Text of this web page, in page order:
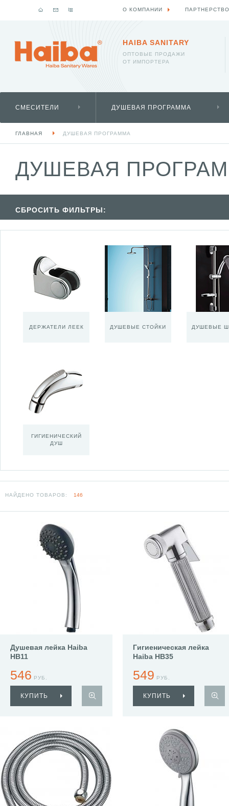
HAIBA SANITARY
ОПТОВЫЕ ПРОДАЖИ
ОТ ИМПОРТЕРА
СМЕСИТЕЛИ ДУШЕВАЯ ПРОГРАММА
ГЛАВНАЯ ДУШЕВАЯ ПРОГРАММА
ДУШЕВАЯ
СБРОСИТЬ ФИЛЬТРЫ:
ДЕРЖАТЕЛИ ЛЕЕК ДУШЕВЫЕ СТОЙКИ ДУШЕВЫЕ
ГИГИЕНИЧЕСКИЙ
ДУШ
НАЙДЕНО ТОВАРОВ: 146
Душевая лейка Haiba
HB11
546 РУБ.
КУПИТЬ
Гигиеническая лейка
Haiba HB35
549 РУБ.
КУПИТЬ
О КОМПАНИИ ПАРТНЕРСТВО